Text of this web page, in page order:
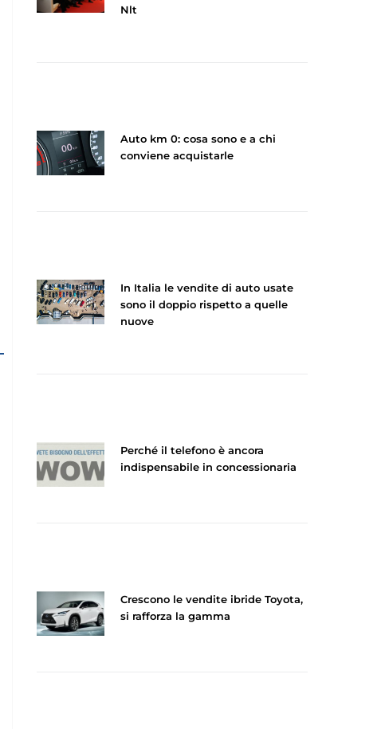
Nlt
Auto km 0: cosa sono e a chi
conviene acquistarle
In Italia le vendite di auto usate
sono il doppio rispetto a quelle
nuove
Perché il telefono è ancora
indispensabile in concessionaria
Crescono le vendite ibride Toyota,
si rafforza la gamma